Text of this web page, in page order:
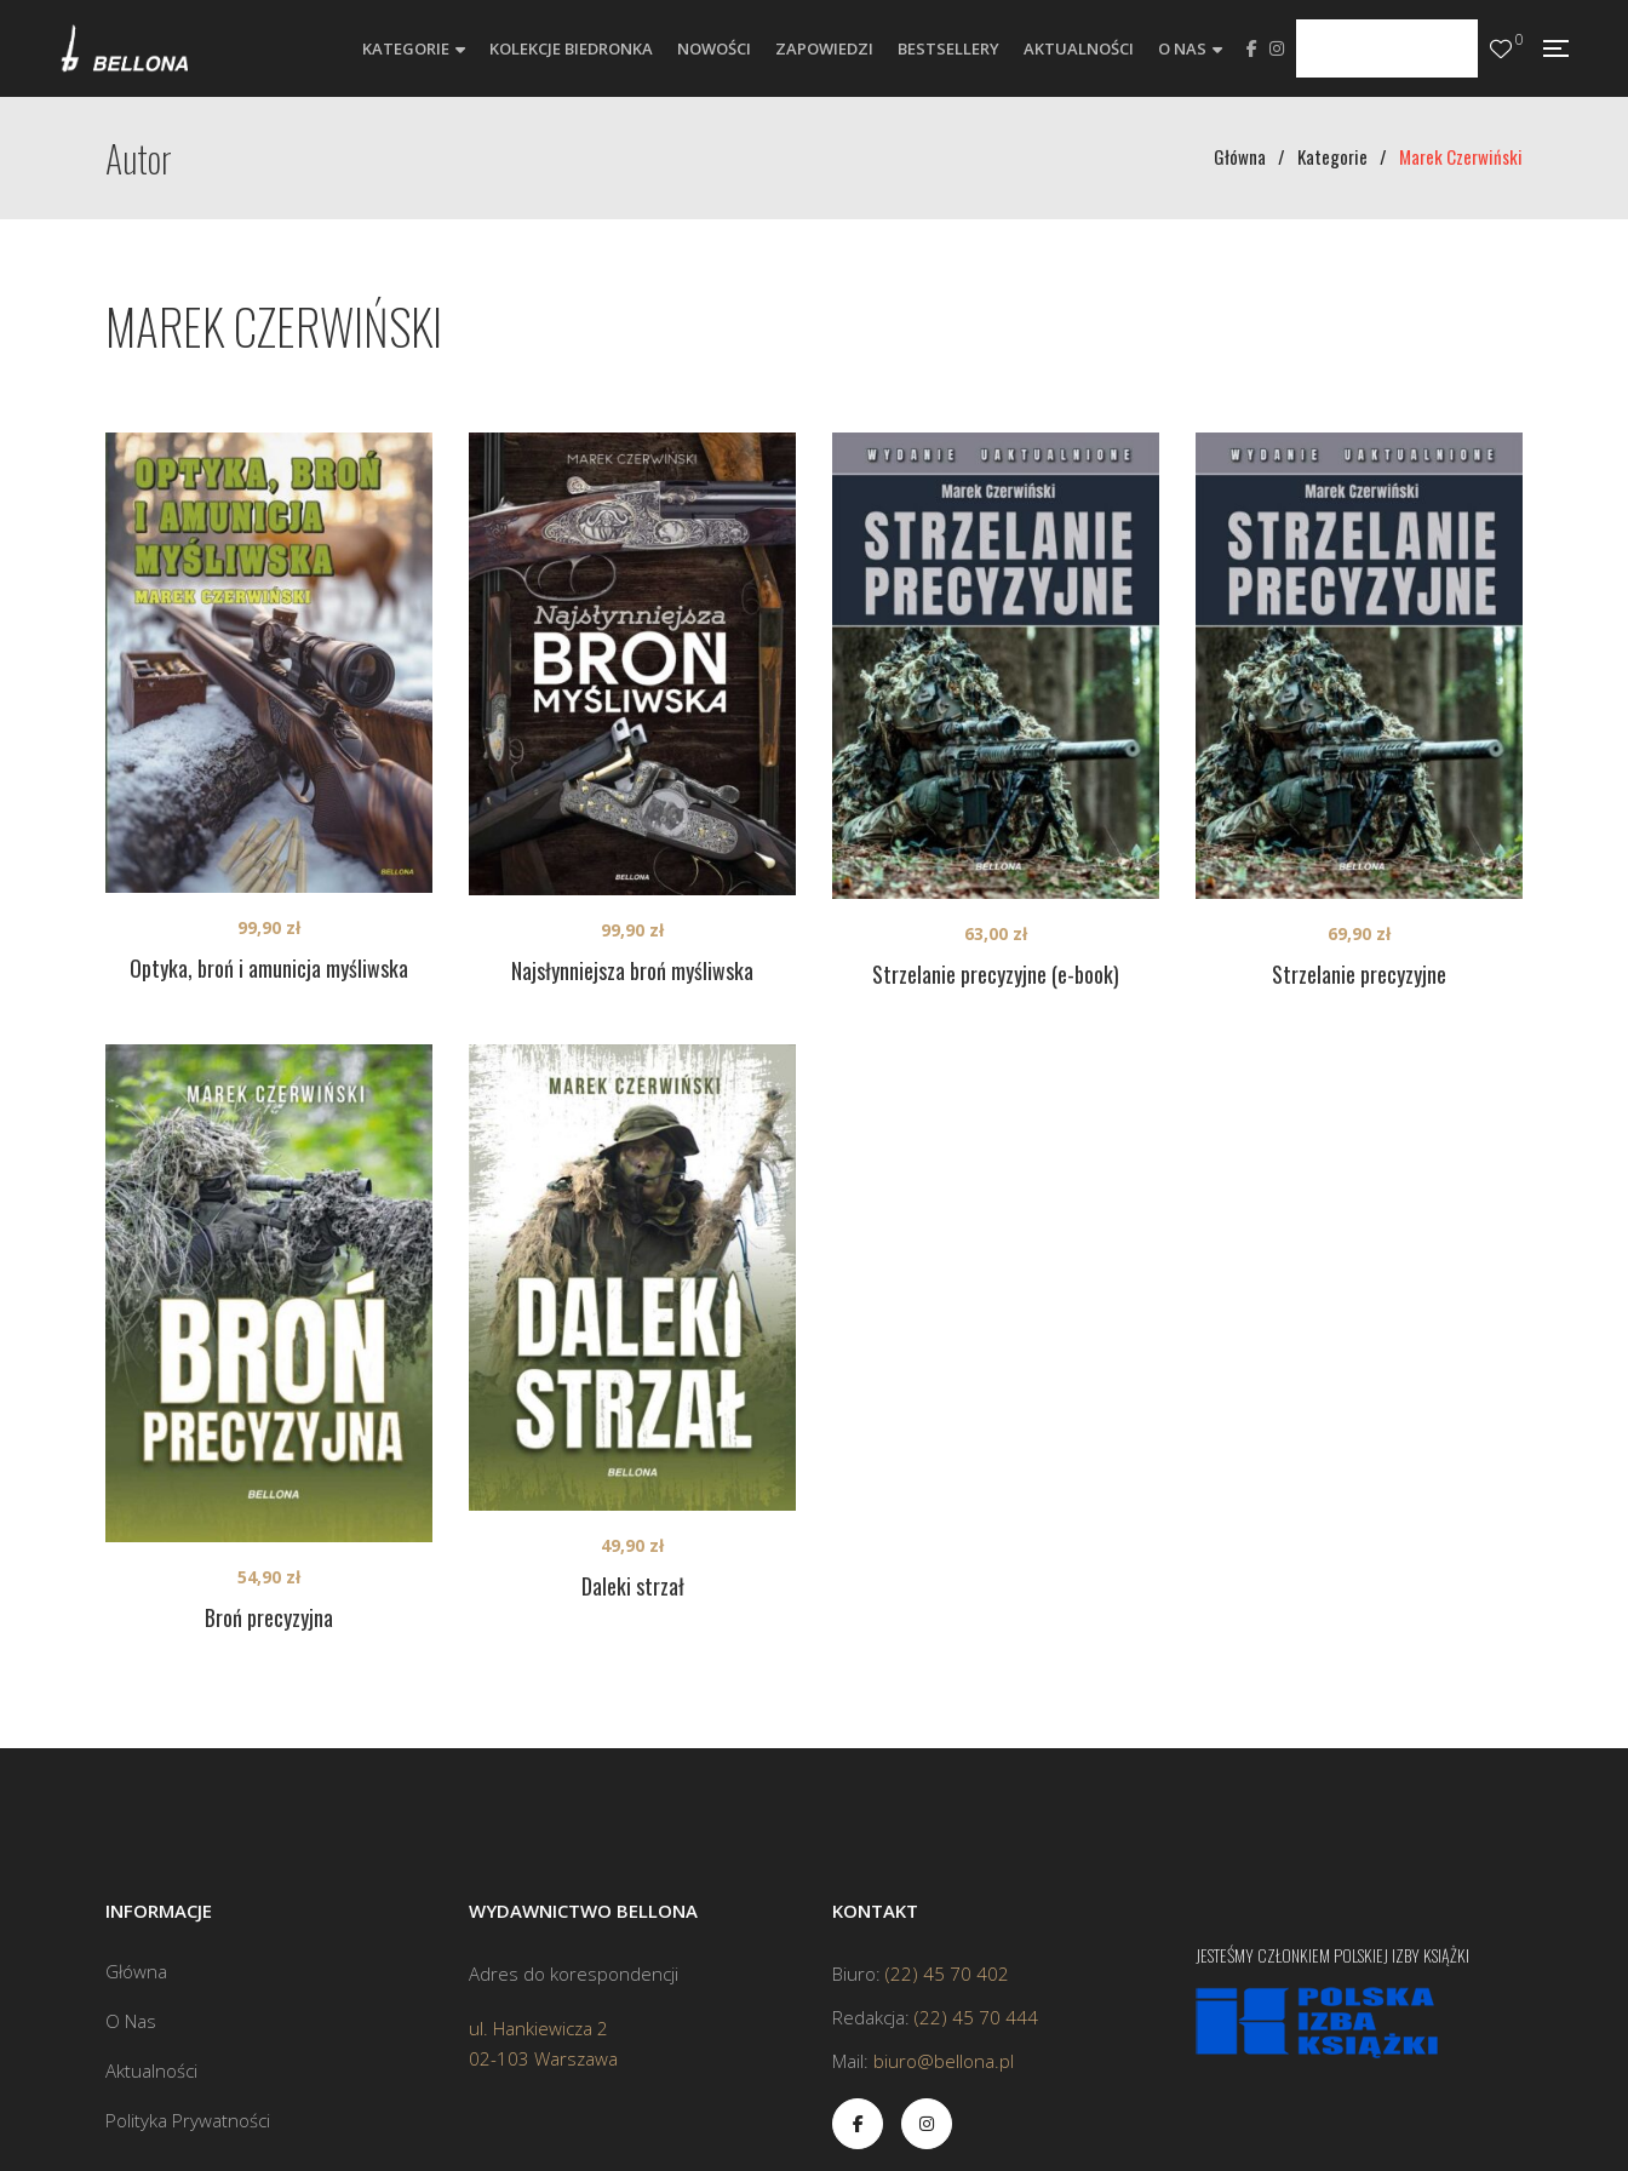
KATEGORIE KOLEKCJE BIEDRONKA NOWOŚCI ZAPOWIEDZI BESTSELLERY AKTUALNOŚCI O NAS 0
Autor Główna / Kategorie / Marek Czerwiński
MAREK CZERWIŃSKI
Optyka, broń i amunicja myśliwska
99,90 zł
Najsłynniejsza broń myśliwska
99,90 zł
Strzelanie precyzyjne (e-book)
63,00 zł
Strzelanie precyzyjne
69,90 zł
Broń precyzyjna
54,90 zł Daleki strzał
49,90 zł
INFORMACJE
Główna
O Nas
Aktualności
Polityka Prywatności
WYDAWNICTWO BELLONA
Adres do korespondencji
ul. Hankiewicza 2
02-103 Warszawa
KONTAKT
Biuro: (22) 45 70 402
Redakcja: (22) 45 70 444
Mail: biuro@bellona.pl
JESTEŚMY CZŁONKIEM POLSKIEJ IZBY KSIĄŻKI